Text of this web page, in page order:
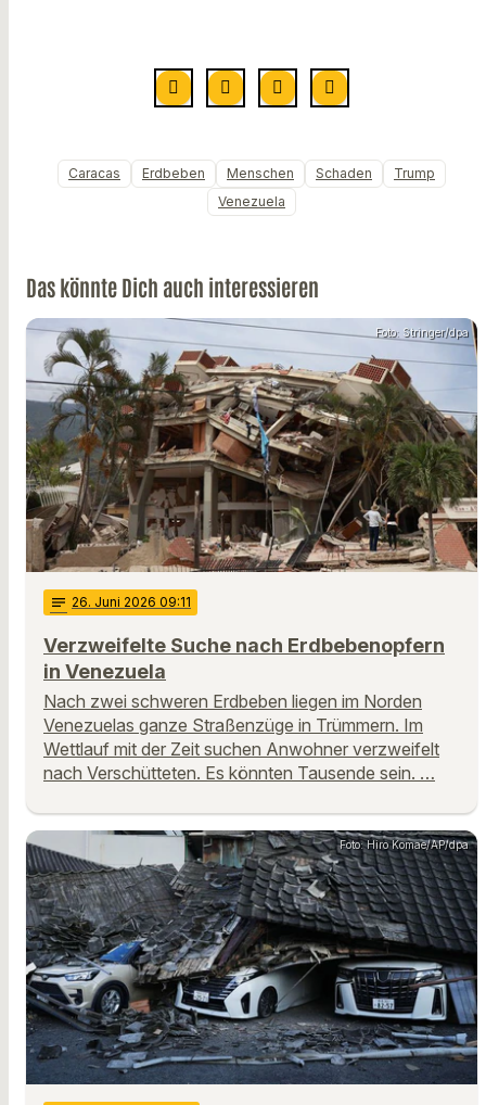
Caracas Erdbeben Menschen Schaden
Trump
Venezuela
Das könnte Dich auch interessieren
Foto: Stringer/dpa
notes 26. Juni 2026 09:11
Verzweifelte Suche nach Erdbebenopfern
in Venezuela
Nach zwei schweren Erdbeben liegen im Norden
Venezuelas ganze Straßenzüge in Trümmern. Im
Wettlauf mit der Zeit suchen Anwohner verzweifelt
nach Verschütteten. Es könnten Tausende sein. …
Foto: Hiro Komae/AP/dpa